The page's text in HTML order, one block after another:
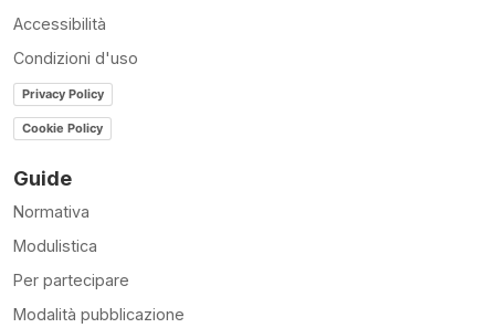
Accessibilità
Condizioni d'uso
Privacy Policy
Cookie Policy
Guide
Normativa
Modulistica
Per partecipare
Modalità pubblicazione